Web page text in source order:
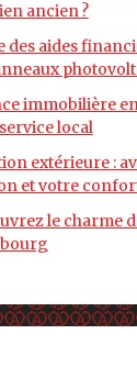
ancien ?
des aides
immobilière
local
extérieure :
et votre
le charme